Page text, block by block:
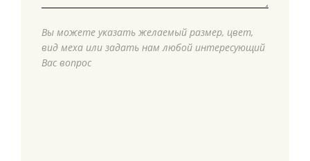
Вы можете указать желаемый размер, цвет,
вид меха или задать нам любой интересующий
Вас вопрос